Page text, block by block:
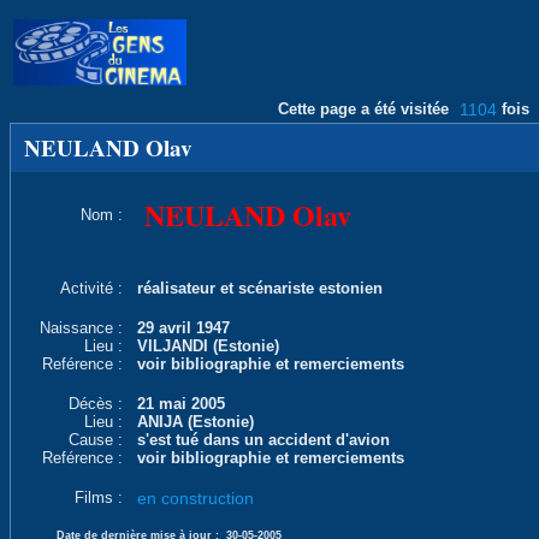
Cette page a été visitée 1104 fois
NEULAND Olav
Nom : NEULAND Olav
Activité : réalisateur et scénariste estonien
Naissance :
29 avril 1947
Lieu :
VILJANDI (Estonie)
Reférence :
voir bibliographie et remerciements
Décès :
21 mai 2005
Lieu :
ANIJA (Estonie)
Cause :
s'est tué dans un accident d'avion
Reférence :
voir bibliographie et remerciements
Films : en construction
Date de dernière mise à jour : 30-05-2005